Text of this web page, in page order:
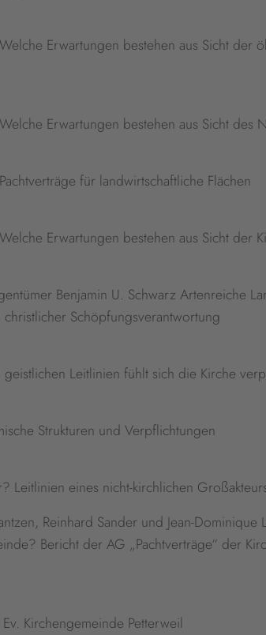
Erwartungen bestehen aus Sicht der
Erwartungen bestehen aus Sicht des
für landwirtschaftliche Flächen
Erwartungen bestehen aus Sicht der
Benjamin U. Schwarz Artenreiche
Schöpfungsverantwortung
Leitlinien fühlt sich die Kirche
Strukturen und Verpflichtungen
Leitlinien eines nicht-kirchlichen
Reinhard Sander und Jean-Dominique
Bericht der AG „Pachtverträge“ der
Kirchengemeinde Petterweil